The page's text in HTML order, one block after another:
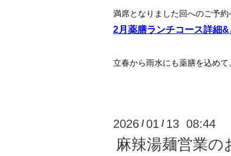
満席となりました回へのご予
2月薬膳ランチコース詳細
立春から雨水にも薬膳を込めて
2026 /01 / 13 08:44
麻辣湯麺営業の